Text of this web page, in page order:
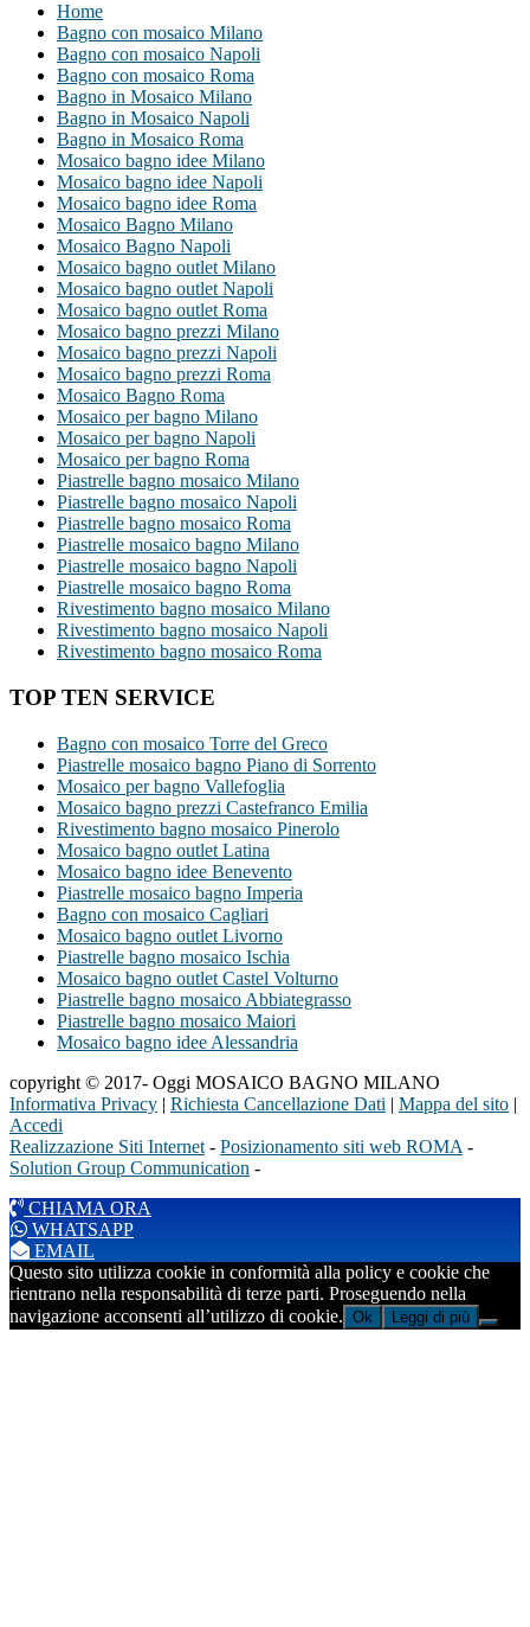
Home
Bagno con mosaico Milano
Bagno con mosaico Napoli
Bagno con mosaico Roma
Bagno in Mosaico Milano
Bagno in Mosaico Napoli
Bagno in Mosaico Roma
Mosaico bagno idee Milano
Mosaico bagno idee Napoli
Mosaico bagno idee Roma
Mosaico Bagno Milano
Mosaico Bagno Napoli
Mosaico bagno outlet Milano
Mosaico bagno outlet Napoli
Mosaico bagno outlet Roma
Mosaico bagno prezzi Milano
Mosaico bagno prezzi Napoli
Mosaico bagno prezzi Roma
Mosaico Bagno Roma
Mosaico per bagno Milano
Mosaico per bagno Napoli
Mosaico per bagno Roma
Piastrelle bagno mosaico Milano
Piastrelle bagno mosaico Napoli
Piastrelle bagno mosaico Roma
Piastrelle mosaico bagno Milano
Piastrelle mosaico bagno Napoli
Piastrelle mosaico bagno Roma
Rivestimento bagno mosaico Milano
Rivestimento bagno mosaico Napoli
Rivestimento bagno mosaico Roma
TOP TEN SERVICE
Bagno con mosaico Torre del Greco
Piastrelle mosaico bagno Piano di Sorrento
Mosaico per bagno Vallefoglia
Mosaico bagno prezzi Castefranco Emilia
Rivestimento bagno mosaico Pinerolo
Mosaico bagno outlet Latina
Mosaico bagno idee Benevento
Piastrelle mosaico bagno Imperia
Bagno con mosaico Cagliari
Mosaico bagno outlet Livorno
Piastrelle bagno mosaico Ischia
Mosaico bagno outlet Castel Volturno
Piastrelle bagno mosaico Abbiategrasso
Piastrelle bagno mosaico Maiori
Mosaico bagno idee Alessandria
copyright © 2017- Oggi MOSAICO BAGNO MILANO
Informativa Privacy | Richiesta Cancellazione Dati | Mappa del sito |
Accedi
Realizzazione Siti Internet - Posizionamento siti web ROMA -
Solution Group Communication -
CHIAMA ORA
WHATSAPP
EMAIL
Questo sito utilizza cookie in conformità alla policy e cookie che
rientrano nella responsabilità di terze parti. Proseguendo nella
navigazione acconsenti all’utilizzo di cookie. Ok Leggi di più